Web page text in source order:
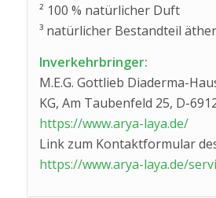
² 100 % natürlicher Duft
³ natürlicher Bestandteil
Inverkehrbringer:
M.E.G. Gottlieb Diaderma-
KG, Am Taubenfeld 25, D-
https://www.arya-laya.de/
Link zum Kontaktformular
https://www.arya-laya.de/